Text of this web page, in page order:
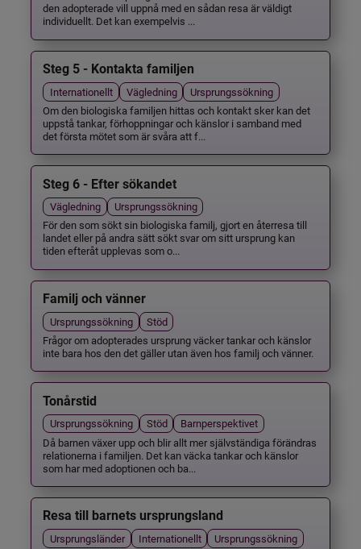
den adopterade vill uppnå med en sådan resa är väldigt
individuellt. Det kan exempelvis ...
Steg 5 - Kontakta familjen
Internationellt Vägledning
Ursprungssökning
Om den biologiska familjen hittas och kontakt sker kan det
uppstå tankar, förhoppningar och känslor i samband med
det första mötet som är svåra att f...
Steg 6 - Efter sökandet
Vägledning
Ursprungssökning
För den som sökt sin biologiska familj, gjort en återresa till
landet eller på andra sätt sökt svar om sitt ursprung kan
tiden efteråt upplevas som o...
Familj och vänner
Ursprungssökning
Stöd
Frågor om adopterades ursprung väcker tankar och känslor
inte bara hos den det gäller utan även hos familj och vänner.
Tonårstid
Ursprungssökning Stöd
Barnperspektivet
Då barnen växer upp och blir allt mer självständiga förändras
relationerna i familjen. Det kan väcka tankar och känslor
som har med adoptionen och ba...
Resa till barnets ursprungsland
Ursprungsländer Internationellt
Ursprungssökning